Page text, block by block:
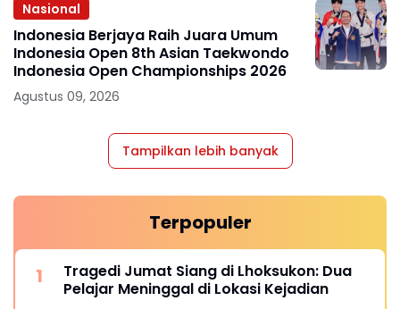
Nasional
Indonesia Berjaya Raih Juara Umum
Indonesia Open 8th Asian Taekwondo
Indonesia Open Championships 2026
Agustus 09, 2026
Tampilkan lebih banyak
Terpopuler
Tragedi Jumat Siang di Lhoksukon: Dua
Pelajar Meninggal di Lokasi Kejadian